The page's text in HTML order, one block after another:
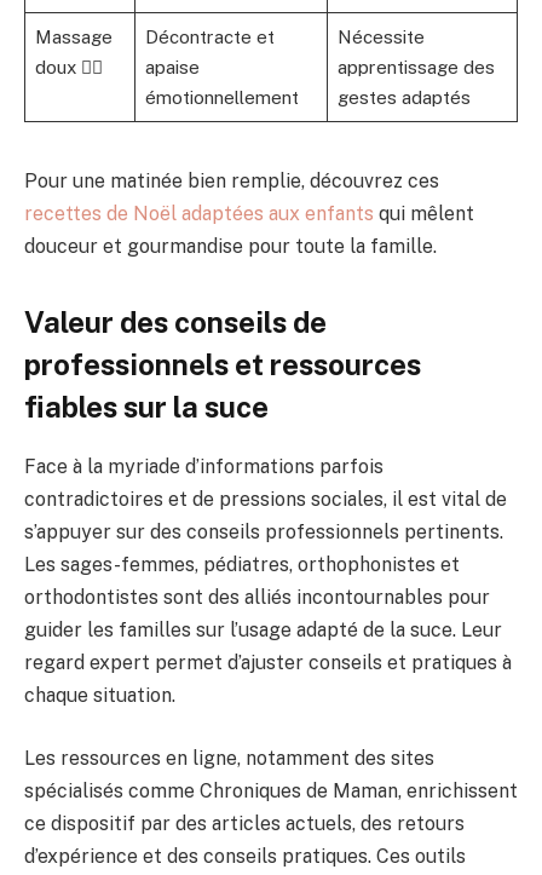
Massage
doux 💆‍♀️
Décontracte et
apaise
émotionnellement
Nécessite
apprentissage des
gestes adaptés
Pour une matinée bien remplie, découvrez ces
recettes de Noël adaptées aux enfants qui mêlent
douceur et gourmandise pour toute la famille.
Valeur des conseils de
professionnels et ressources
fiables sur la suce
Face à la myriade d’informations parfois
contradictoires et de pressions sociales, il est vital de
s’appuyer sur des conseils professionnels pertinents.
Les sages-femmes, pédiatres, orthophonistes et
orthodontistes sont des alliés incontournables pour
guider les familles sur l’usage adapté de la suce. Leur
regard expert permet d’ajuster conseils et pratiques à
chaque situation.
Les ressources en ligne, notamment des sites
spécialisés comme Chroniques de Maman, enrichissent
ce dispositif par des articles actuels, des retours
d’expérience et des conseils pratiques. Ces outils